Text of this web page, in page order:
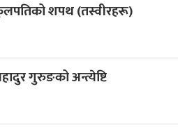
कुलपतिको शपथ (तस्वीरहरू)
गुरुङको अन्त्येष्टि